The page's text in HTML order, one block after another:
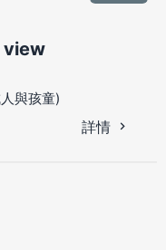
view
與孩童)
詳情